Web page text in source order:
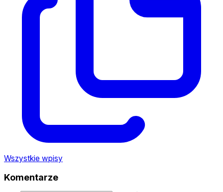
Wszystkie wpisy
Komentarze